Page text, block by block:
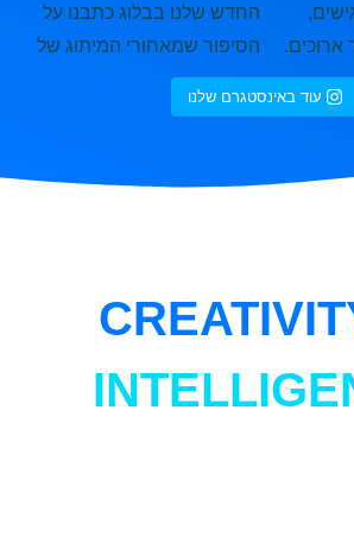
עוד באינסטגרם שלנו